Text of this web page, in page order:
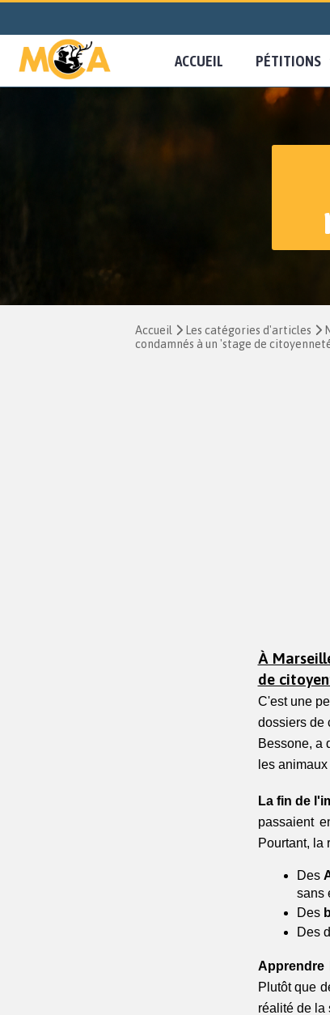
ACCUEIL PÉTITIONS
Accueil Les catégories d'articles
condamnés à un 'stage de
À
de
C'est une
dossiers de
Bessone, a
les
La fin de
passaient
Pourtant, la
Des
sans
Des
Des
Apprendre
Plutôt que
réalité de la